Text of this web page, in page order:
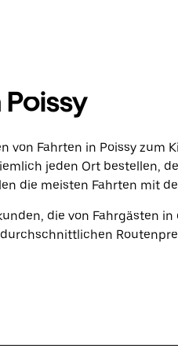
von Fahrten in Poissy zum
jeden Ort bestellen,
die meisten Fahrten mit
die von Fahrgästen